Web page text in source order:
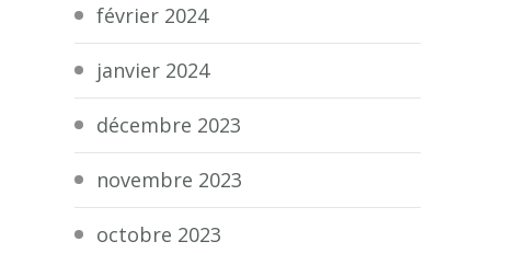
février 2024
janvier 2024
décembre 2023
novembre 2023
octobre 2023